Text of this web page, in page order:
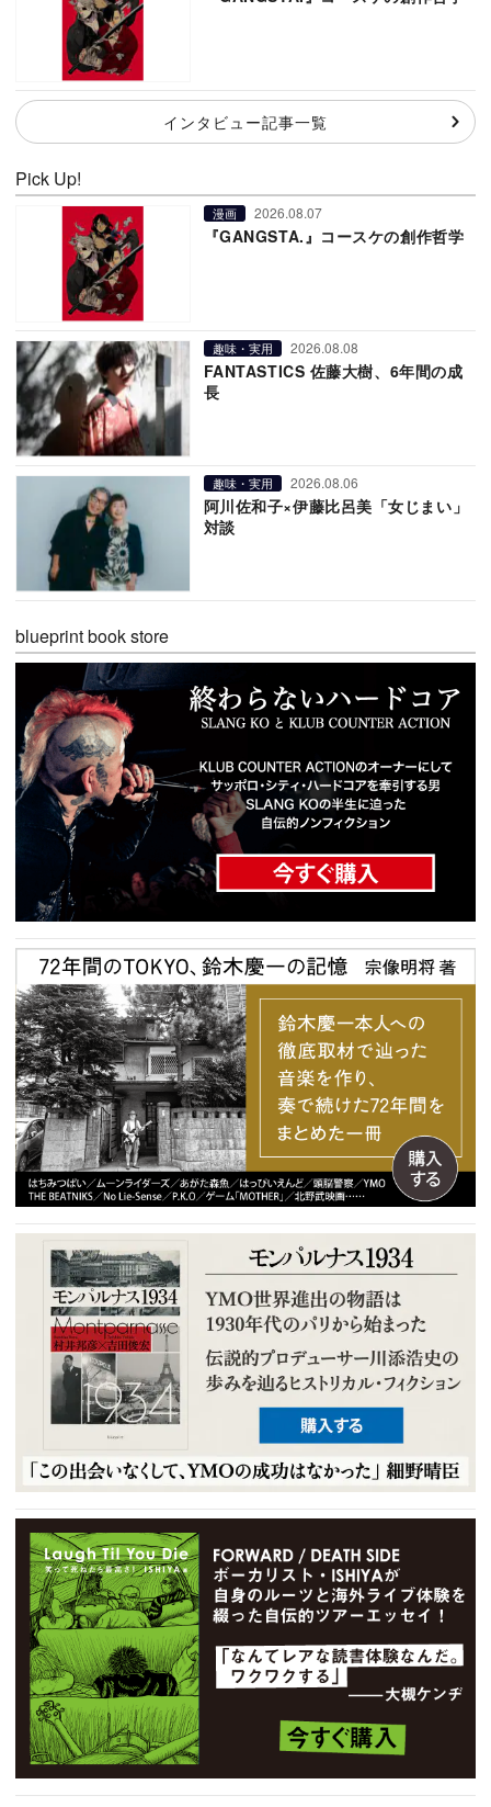
インタビュー記事一覧
Pick Up!
漫画 2026.08.07
『GANGSTA.』コースケの創作哲学
趣味・実用 2026.08.08
FANTASTICS 佐藤大樹、6年間の成
長
趣味・実用 2026.08.06
阿川佐和子×伊藤比呂美「女じまい」
対談
blueprint book store